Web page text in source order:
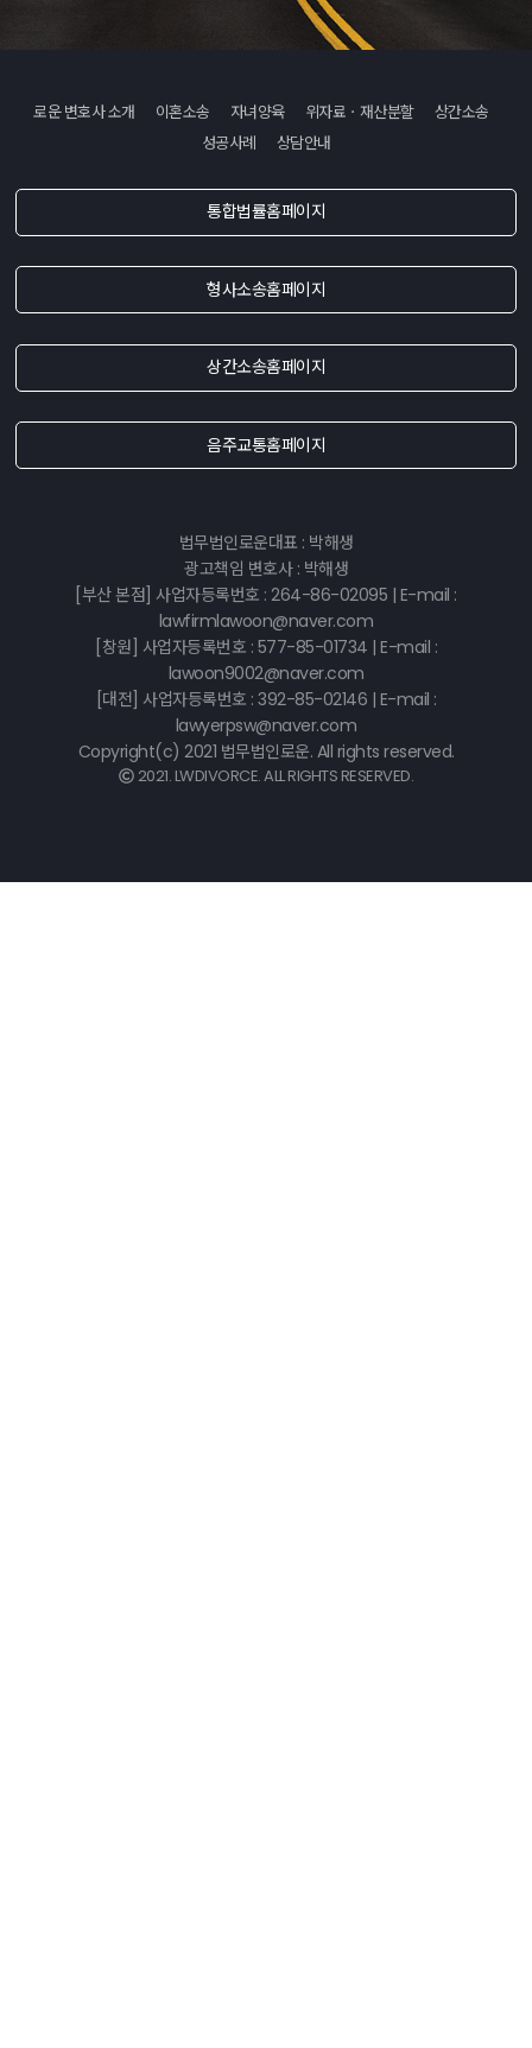
로운 변호사 소개 이혼소송 자녀양육 위자료ㆍ재산분할
상간소송
성공사례
상담안내
통합법률홈페이지
형사소송홈페이지
상간소송홈페이지
음주교통홈페이지
법무법인로운대표 : 박해생
광고책임 변호사 : 박해생
[부산 본점] 사업자등록번호 : 264-86-02095 | E-mail :
lawfirmlawoon@naver.com
[창원] 사업자등록번호 : 577-85-01734 | E-mail :
lawoon9002@naver.com
[대전] 사업자등록번호 : 392-85-02146 | E-mail :
lawyerpsw@naver.com
Copyright(c) 2021 법무법인로운. All rights reserved.
2021. LWDIVORCE. ALL RIGHTS RESERVED.